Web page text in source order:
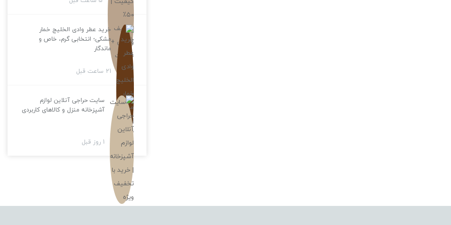
خرید عطر وادی الخلیج خمار
مشکی؛ انتخابی گرم، خاص و
ماندگار
21 ساعت قبل
سایت حراجی آنلاین لوازم
آشپزخانه منزل و کالاهای کاربردی
1 روز قبل